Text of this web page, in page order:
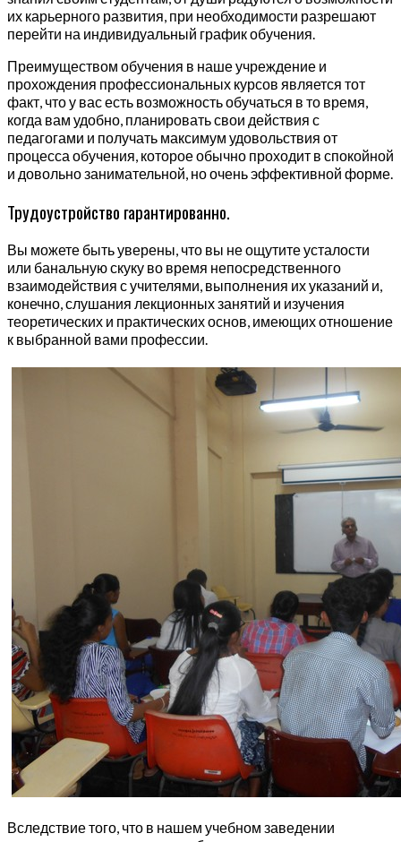
их карьерного развития, при необходимости разрешают
перейти на индивидуальный график обучения.
Преимуществом обучения в наше учреждение и
прохождения профессиональных курсов является тот
факт, что у вас есть возможность обучаться в то время,
когда вам удобно, планировать свои действия с
педагогами и получать максимум удовольствия от
процесса обучения, которое обычно проходит в спокойной
и довольно занимательной, но очень эффективной форме.
Трудоустройство гарантированно.
Вы можете быть уверены, что вы не ощутите усталости
или банальную скуку во время непосредственного
взаимодействия с учителями, выполнения их указаний и,
конечно, слушания лекционных занятий и изучения
теоретических и практических основ, имеющих отношение
к выбранной вами профессии.
Вследствие того, что в нашем учебном заведении